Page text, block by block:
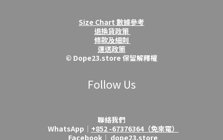
Size Chart 數據參考
退換貨政策
條款及細則
運送政策
© Dope23.store 保留解釋權
Follow Us
聯絡我們
WhatsApp│ +852 -67376364（免來電）
Facebook│ dope23.store